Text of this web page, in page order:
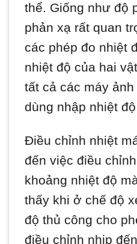
thể. Giống như độ
phản xạ rất quan
các phép đo nhiệt
nhiệt độ của hai
tất cả các máy
dùng nhập nhiệt
Điều chỉnh nhiệt
đến việc điều
khoảng nhiệt độ
thấy khi ở chế độ
độ thủ công cho
điều chỉnh nhịp